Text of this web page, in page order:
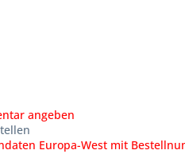
angeben
Europa-West mit